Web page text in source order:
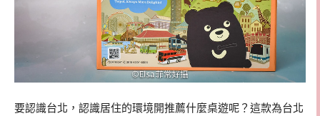
要認識台北，認識居住的環境開推薦什麼桌遊呢？這款為台北